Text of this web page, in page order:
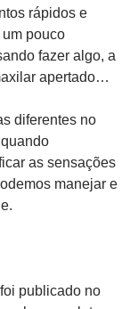
rápidos e
pouco
fazer algo, a
apertado…
diferentes no
as sensações
manejar e
publicado no